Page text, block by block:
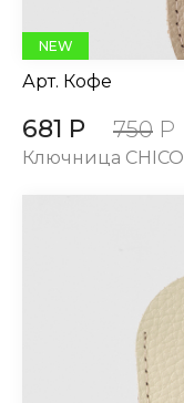
NEW
Арт. Кофе
681 Р 750 Р
Ключница CHICO